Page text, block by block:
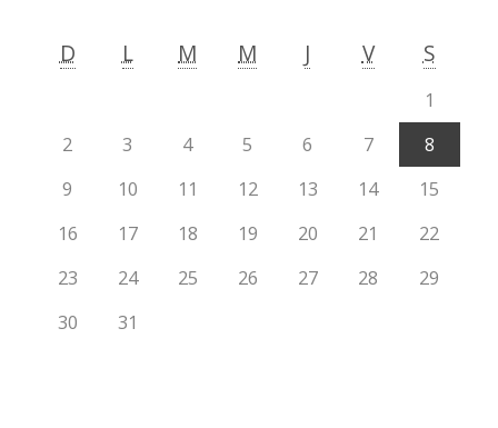
D L M M J V S
1
2
3 4 5 6 7
8
9
10 11 12 13 14
15
16
17 18 19 20 21
22
23
24 25 26 27 28
29
30
31